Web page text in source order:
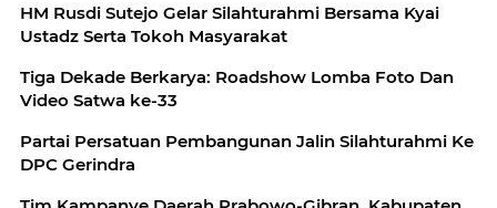
HM Rusdi Sutejo Gelar Silahturahmi Bersama Kyai
Ustadz Serta Tokoh Masyarakat
Tiga Dekade Berkarya: Roadshow Lomba Foto Dan
Video Satwa ke-33
Partai Persatuan Pembangunan Jalin Silahturahmi Ke
DPC Gerindra